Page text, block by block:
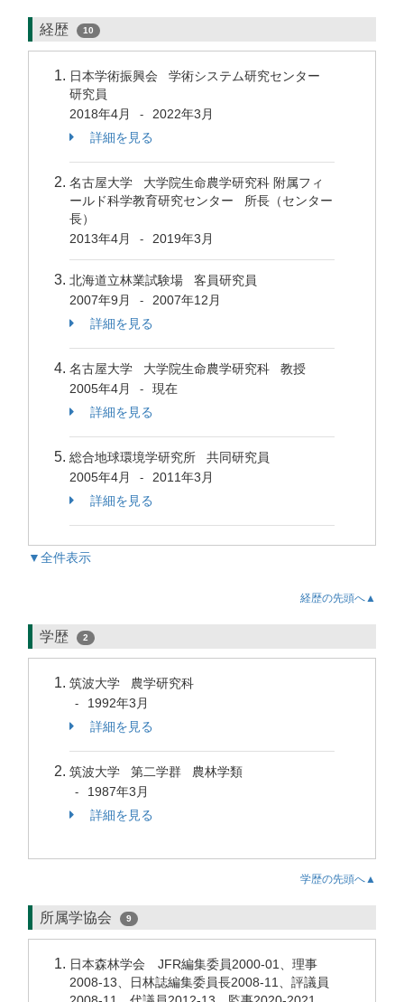
経歴 10
日本学術振興会 学術システム研究センター
研究員
2018年4月
-
2022年3月
詳細を見る
名古屋大学 大学院生命農学研究科 附属フィ
ールド科学教育研究センター 所長（センター
長）
2013年4月
- 2019年3月
北海道立林業試験場 客員研究員
2007年9月
-
2007年12月
詳細を見る
名古屋大学 大学院生命農学研究科 教授
2005年4月
-
現在
詳細を見る
総合地球環境学研究所 共同研究員
2005年4月
-
2011年3月
詳細を見る
▼全件表示
経歴の先頭へ▲
学歴 2
筑波大学 農学研究科
-
1992年3月
詳細を見る
筑波大学 第二学群 農林学類
-
1987年3月
詳細を見る
学歴の先頭へ▲
所属学協会 9
日本森林学会 JFR編集委員2000-01、理事
2008-13、日林誌編集委員長2008-11、評議員